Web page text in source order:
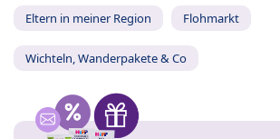
Eltern in meiner Region Flohmarkt
Wichteln, Wanderpakete & Co